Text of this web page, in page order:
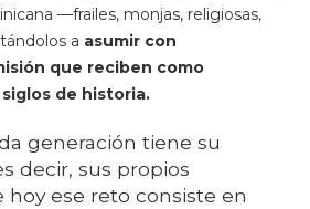
—frailes, monjas, religiosas,
a asumir con
que reciben como
de historia.
generación tiene su
decir, sus propios
hoy ese reto consiste en